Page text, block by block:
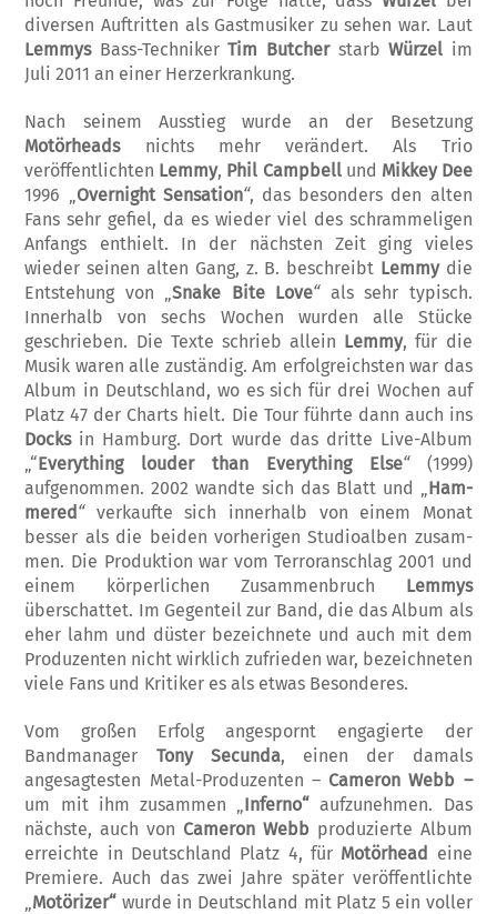
diversen Auftritten als Gastmusiker zu sehen war. Laut
LemmysBass-TechnikerTim ButcherstarbWürzel im
Juli 2011 an einer Herzerkrankung.
Nach seinem Ausstieg wurde an der Besetzung
Motörheadsnichts mehr verändert. Als Trio
veröffentlichten Lemmy, Phil Campbellund Mikkey Dee
1996 „Overnight Sensation“, das besonders den alten
Fans sehr gefiel, da es wieder viel des schrammeligen
Anfangs ent­hielt. In der nächsten Zeit ging vieles
wieder seinen alten Gang, z. B. beschreibt Lemmydie
Entstehung von „Snake Bite Love“als sehr typisch.
Innerhalb von sechs Wochen wurden alle Stücke
geschrieben. Die Texte schrieb allein Lemmy, für die
Musik waren alle zu­ständig. Am erfolgreichsten war das
Album in Deutschland, wo es sich für drei Wochen auf
Platz 47 der Charts hielt. Die Tour führte dann auch ins
Docksin Hamburg. Dort wurde das dritte Live-Album
„“Everything louder than Everything Else“(1999)
aufgenommen. 2002 wandte sich das Blatt und „Ham­
mer­ed “­ver­kaufte sich innerhalb von einem Monat
besser als die beiden vorherigen Studioalben zu­sam­
men. Die Produktion war vom Terroranschlag 2001 und
einem körperlichen Zusammenbruch Lemmys
überschattet. Im Gegenteil zur Band, die das Album als
eher lahm und düster be­zeichnete und auch mit dem
Produzenten nicht wirklich zufrieden war, bezeichneten
viele Fans und Kritiker es als etwas Besonderes.
Vom großen Erfolg angespornt engagierte der
Bandmanager Tony Secunda, einen der da­mals
angesagtesten Metal-Produzenten –Ca­m­eron Webb –
um mit ihm zusammen „ In­ferno“ aufzunehmen. Das
nächste, auch von Cameron Webb produzierte Album
erreichte in Deutschland Platz 4, für Motörhead
eine
Premiere. Auch das zwei Jahre später ver­öffentlichte
Motörizer“ wurde in Deutsch­land mit Platz 5 ein voller